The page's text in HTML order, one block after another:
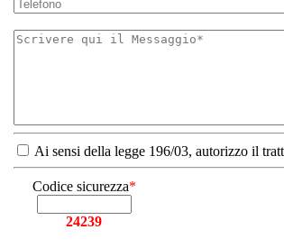
Ai sensi della legge 196/03, autorizzo il
Codice sicurezza*
24239